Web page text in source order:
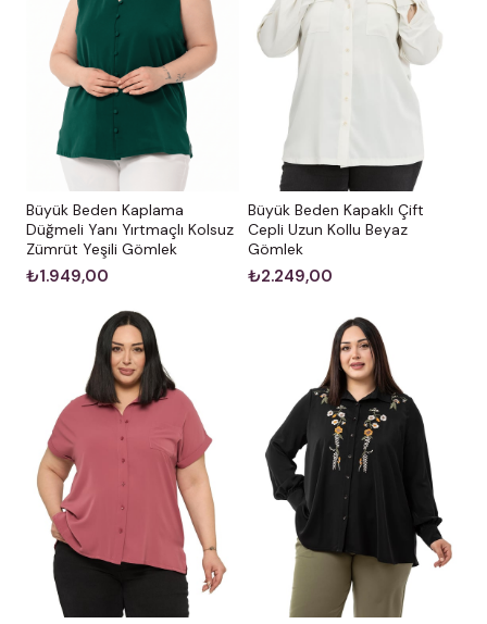
Büyük Beden Kaplama
Düğmeli Yanı Yırtmaçlı Kolsuz
Zümrüt Yeşili Gömlek
₺1.949,00
Büyük Beden Kapaklı Çift
Cepli Uzun Kollu Beyaz
Gömlek
₺2.249,00